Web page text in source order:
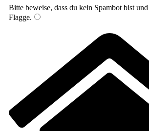
Bitte beweise, dass du kein Spambot bist
Flagge.